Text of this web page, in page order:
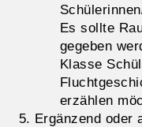
Es sollte
gegeben
Klasse
erzählen
Ergänzend oder